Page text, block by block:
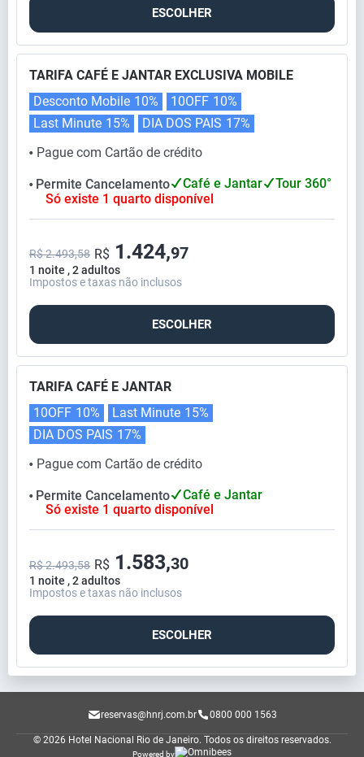
ESCOLHER
TARIFA CAFÉ E JANTAR EXCLUSIVA MOBILE
⬤ Pague com Cartão de crédito
Desconto Mobile 10% 10OFF 10%
Last Minute 15% DIA DOS PAIS 17%
⬤ Permite Cancelamento Café e Jantar
Tour 360°
Só existe 1 quarto disponível
1 noite , 2 adultos
R$ 2.493,58 R$ 1.424,97
Impostos e taxas não inclusos
ESCOLHER
TARIFA CAFÉ E JANTAR
⬤ Pague com Cartão de crédito
10OFF 10% Last Minute 15%
DIA DOS PAIS 17%
⬤ Permite Cancelamento
Café e Jantar
Só existe 1 quarto disponível
1 noite , 2 adultos
R$ 2.493,58 R$ 1.583,30
Impostos e taxas não inclusos
ESCOLHER
reservas@hnrj.com.br 0800 000 1563
© 2026 Hotel Nacional Rio de Janeiro. Todos os direitos reservados.
Powered by